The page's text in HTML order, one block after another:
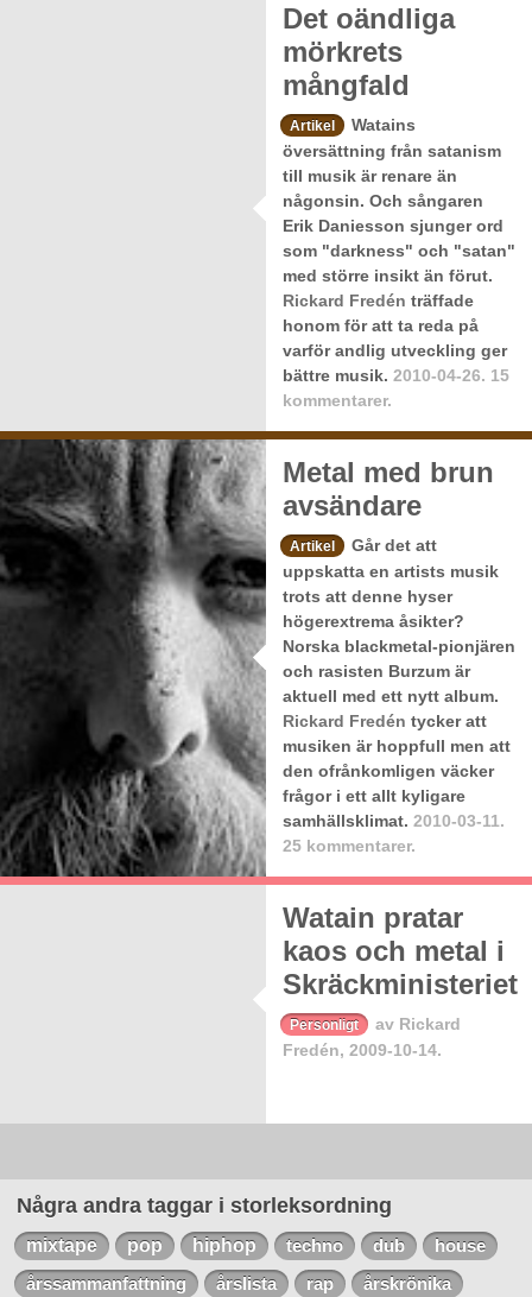
Det oändliga
mörkrets
mångfald
Artikel
Watains
översättning från satanism
till musik är renare än
någonsin. Och sångaren
Erik Daniesson sjunger ord
som "darkness" och "satan"
med större insikt än förut.
Rickard Fredén träffade
honom för att ta reda på
varför andlig utveckling ger
bättre musik. 2010-04-26. 15
kommentarer.
Metal med brun
avsändare
Artikel
Går det att
uppskatta en artists musik
trots att denne hyser
högerextrema åsikter?
Norska blackmetal-pionjären
och rasisten Burzum är
aktuell med ett nytt album.
Rickard Fredén tycker att
musiken är hoppfull men att
den ofrånkomligen väcker
frågor i ett allt kyligare
samhällsklimat. 2010-03-11.
25 kommentarer.
Watain pratar
kaos och metal i
Skräckministeriet
Personligt av Rickard
Fredén, 2009-10-14.
Några andra taggar i storleksordning
mixtape pop hiphop techno dub house
årssammanfattning årslista rap
årskrönika